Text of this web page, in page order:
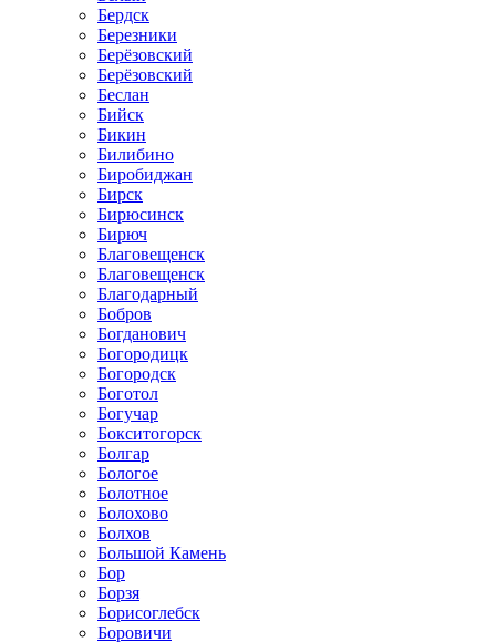
Бердск
Березники
Берёзовский
Берёзовский
Беслан
Бийск
Бикин
Билибино
Биробиджан
Бирск
Бирюсинск
Бирюч
Благовещенск
Благовещенск
Благодарный
Бобров
Богданович
Богородицк
Богородск
Боготол
Богучар
Бокситогорск
Болгар
Бологое
Болотное
Болохово
Болхов
Большой Камень
Бор
Борзя
Борисоглебск
Боровичи